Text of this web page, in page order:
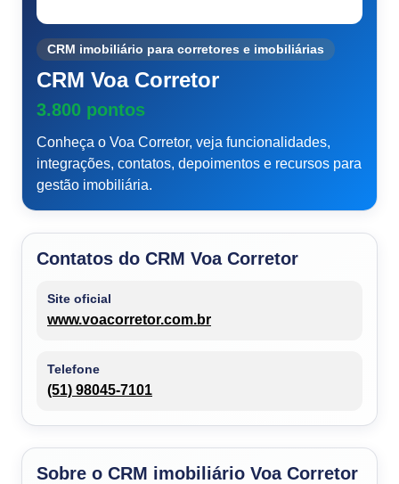
CRM imobiliário para corretores e imobiliárias
CRM Voa Corretor
3.800 pontos
Conheça o Voa Corretor, veja funcionalidades,
integrações, contatos, depoimentos e recursos para
gestão imobiliária.
Contatos do CRM Voa Corretor
Site oficial
www.voacorretor.com.br
Telefone
(51) 98045-7101
Sobre o CRM imobiliário Voa Corretor